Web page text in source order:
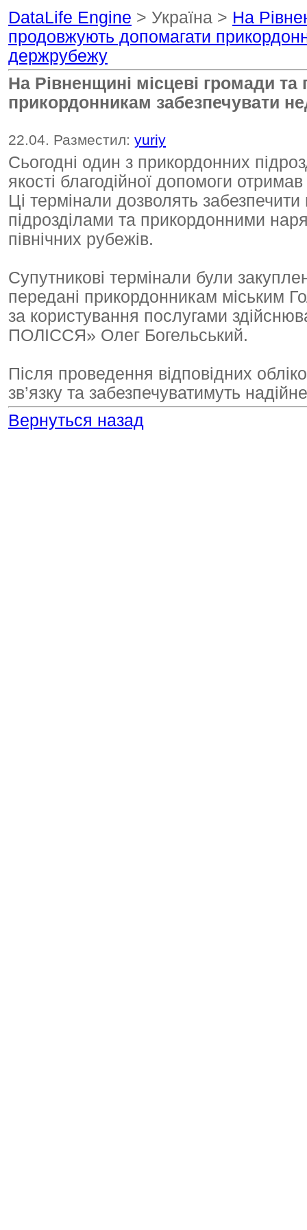
DataLife Engine > Україна > На
продовжують допомагати
держрубежу
На Рівненщині місцеві громади
прикордонникам забезпечувати
22.04. Разместил: yuriy
Сьогодні один з прикордонних
якості благодійної допомоги
Ці термінали дозволять
підрозділами та прикордонними
північних рубежів.
Супутникові термінали були
передані прикордонникам міським
за користування послугами
ПОЛІССЯ» Олег Богельський.
Після проведення відповідних
зв’язку та забезпечуватимуть
Вернуться назад